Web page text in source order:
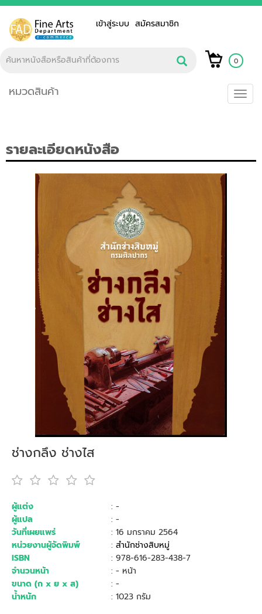
เข้าสู่ระบบสมัครสมาชิก
0
หมวดสินค้า
รายละเอียดหนังสือ
ช่างกลึง ช่างไส
ผู้แต่ง
: -
ผู้แปล
: -
วันที่เผยแพร่
: 16 มกราคม 2564
หน่วยงานผู้จัดพิมพ์
: สำนักช่างสิบหมู่
ISBN
: 978-616-283-438-7
จำนวนหน้า
: - หน้า
ขนาด (ก x ย x ส)
: -
น้ำหนัก
: 1023 กรัม